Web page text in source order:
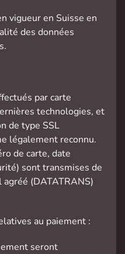
vigueur en Suisse en
des données
par carte
technologies, et
de type SSL
légalement reconnu.
de carte, date
sont transmises de
(DATATRANS)
au paiement :
seront